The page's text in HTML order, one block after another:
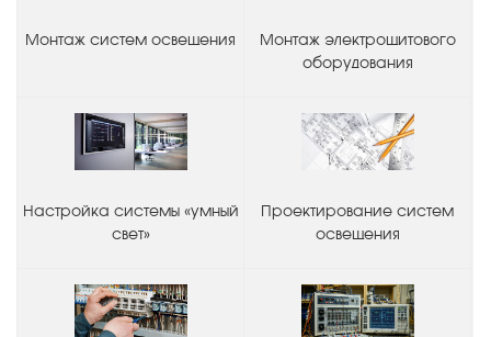
Монтаж систем освещения
Монтаж электрощитового
оборудования
Настройка системы «умный
свет»
Проектирование систем
освещения